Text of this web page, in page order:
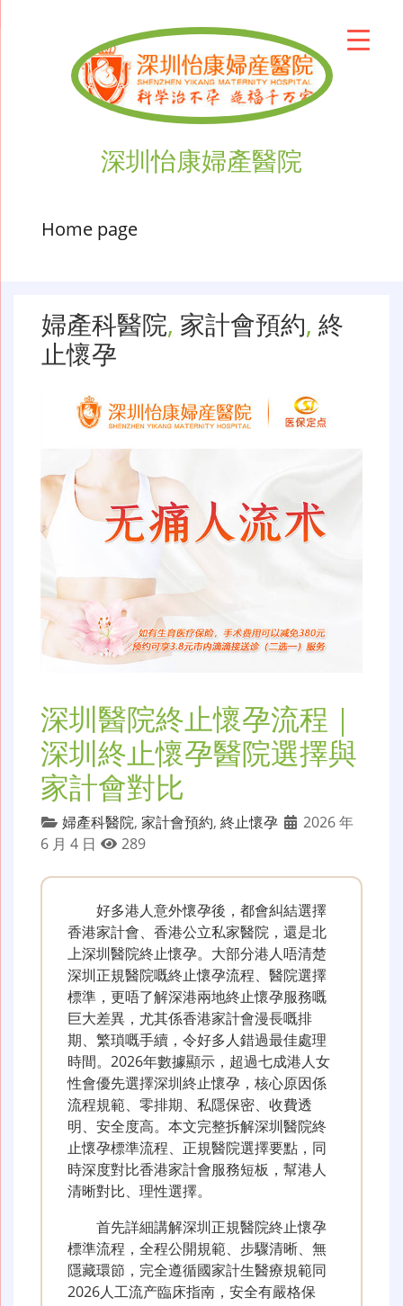
深圳怡康婦產醫院
Home page
婦產科醫院, 家計會預約, 終
止懷孕
深圳醫院終止懷孕流程｜
深圳終止懷孕醫院選擇與
家計會對比
婦產科醫院, 家計會預約, 終止懷孕
2026 年
6 月 4 日
289
好多港人意外懷孕後，都會糾結選擇
香港家計會、香港公立私家醫院，還是北
上深圳醫院終止懷孕。大部分港人唔清楚
深圳正規醫院嘅終止懷孕流程、醫院選擇
標準，更唔了解深港兩地終止懷孕服務嘅
巨大差異，尤其係香港家計會漫長嘅排
期、繁瑣嘅手續，令好多人錯過最佳處理
時間。2026年數據顯示，超過七成港人女
性會優先選擇深圳終止懷孕，核心原因係
流程規範、零排期、私隱保密、收費透
明、安全度高。本文完整拆解深圳醫院終
止懷孕標準流程、正規醫院選擇要點，同
時深度對比香港家計會服務短板，幫港人
清晰對比、理性選擇。
首先詳細講解深圳正規醫院終止懷孕
標準流程，全程公開規範、步驟清晰、無
隱藏環節，完全遵循國家計生醫療規範同
2026人工流产臨床指南，安全有嚴格保